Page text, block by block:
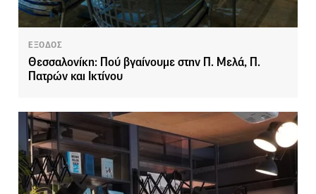
ΕΞΟΔΟΣ
Θεσσαλονίκη: Πού βγαίνουμε στην Π. Μελά, Π.
Πατρών και Ικτίνου